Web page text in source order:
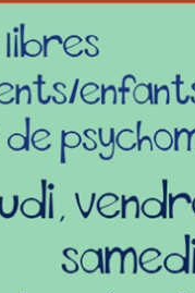
au parc
Min-11 H 30 Min
en famille